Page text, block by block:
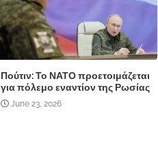
Πούτιν: Το ΝΑΤΟ προετοιμάζεται
για πόλεμο εναντίον της Ρωσίας
June 23, 2026